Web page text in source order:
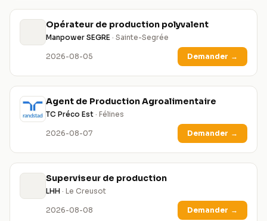
Opérateur de production polyvalent
Manpower SEGRE · Sainte-Segrée
2026-08-05 Demander →
Agent de Production Agroalimentaire
TC Préco Est · Félines
2026-08-07 Demander →
Superviseur de production
LHH · Le Creusot
2026-08-08 Demander →